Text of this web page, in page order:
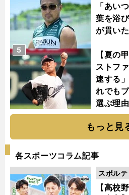
「あい
葉を浴
が貫い
【夏の
ストフ
速する
れでも
選ぶ理由
5
もっと見
各スポーツコラム記事
【高校
スポルテ
動画